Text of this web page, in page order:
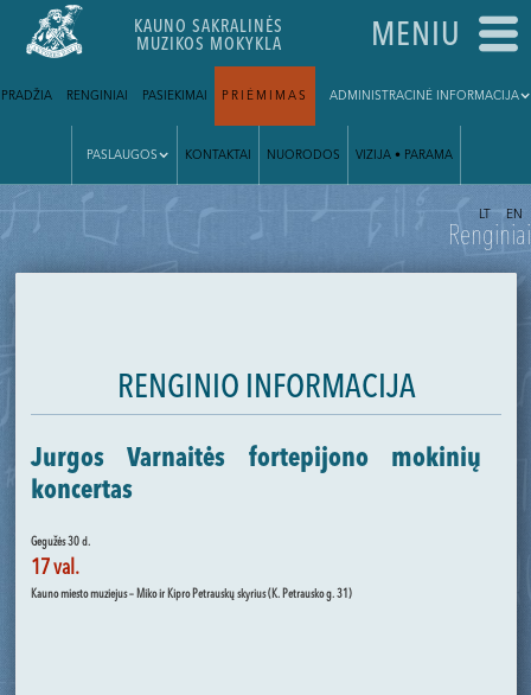
KAUNO SAKRALINĖS
MUZIKOS MOKYKLA
MENIU
PRADŽIA RENGINIAI PASIEKIMAI PRIĖMIMAS ADMINISTRACINĖ INFORMACIJA
PASLAUGOS KONTAKTAI NUORODOS VIZIJA • PARAMA
| LT EN
Renginiai
RENGINIO INFORMACIJA
Jurgos Varnaitės fortepijono mokinių
koncertas
Gegužės 30 d.
17 val.
Kauno miesto muziejus – Miko ir Kipro Petrauskų skyrius (K. Petrausko g. 31)